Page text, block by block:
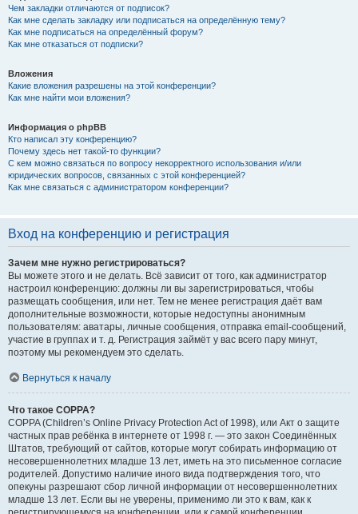
Чем закладки отличаются от подписок?
Как мне сделать закладку или подписаться на определённую тему?
Как мне подписаться на определённый форум?
Как мне отказаться от подписки?
Вложения
Какие вложения разрешены на этой конференции?
Как мне найти мои вложения?
Информация о phpBB
Кто написал эту конференцию?
Почему здесь нет такой-то функции?
С кем можно связаться по вопросу некорректного использования и/или
юридических вопросов, связанных с этой конференцией?
Как мне связаться с администратором конференции?
Вход на конференцию и регистрация
Зачем мне нужно регистрироваться?
Вы можете этого и не делать. Всё зависит от того, как администратор
настроил конференцию: должны ли вы зарегистрироваться, чтобы
размещать сообщения, или нет. Тем не менее регистрация даёт вам
дополнительные возможности, которые недоступны анонимным
пользователям: аватары, личные сообщения, отправка email-сообщений,
участие в группах и т. д. Регистрация займёт у вас всего пару минут,
поэтому мы рекомендуем это сделать.
Вернуться к началу
Что такое COPPA?
COPPA (Children’s Online Privacy Protection Act of 1998), или Акт о защите
частных прав ребёнка в интернете от 1998 г. — это закон Соединённых
Штатов, требующий от сайтов, которые могут собирать информацию от
несовершеннолетних младше 13 лет, иметь на это письменное согласие
родителей. Допустимо наличие иного вида подтверждения того, что
опекуны разрешают сбор личной информации от несовершеннолетних
младше 13 лет. Если вы не уверены, применимо ли это к вам, как к